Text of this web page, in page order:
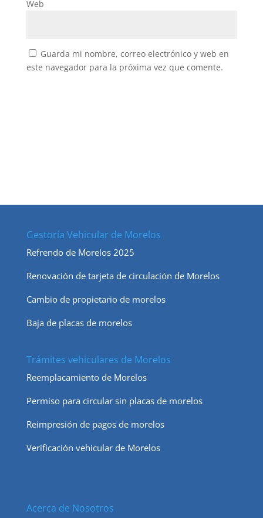
Web
Guarda mi nombre, correo electrónico y web en
este navegador para la próxima vez que comente.
Gestoría Vehicular de Morelos
Refrendo de Morelos 2025
Renovación de tarjeta de circulación de Morelos
Cambio de propietario de morelos
Baja de placas de morelos
Trámites vehiculares de Morelos
Reemplacamiento de Morelos
Permiso para circular sin placas de morelos
Reimpresión de pagos de morelos
Verificación vehicular de Morelos
Acerca de Nosotros